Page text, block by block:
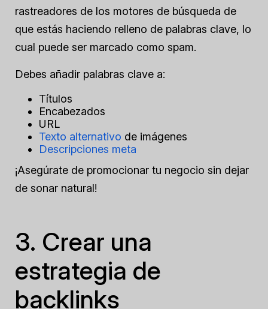
rastreadores de los motores de búsqueda de
que estás haciendo relleno de palabras clave, lo
cual puede ser marcado como spam.
Debes añadir palabras clave a:
Títulos
Encabezados
URL
Texto alternativo de imágenes
Descripciones meta
¡Asegúrate de promocionar tu negocio sin dejar
de sonar natural!
3. Crear una
estrategia de
backlinks